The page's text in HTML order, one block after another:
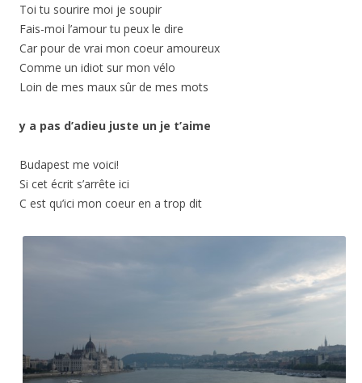
Toi tu sourire moi je soupir
Fais-moi l’amour tu peux le dire
Car pour de vrai mon coeur amoureux
Comme un idiot sur mon vélo
Loin de mes maux sûr de mes mots
y a pas d’adieu juste un je t’aime
Budapest me voici!
Si cet écrit s’arrête ici
C est qu’ici mon coeur en a trop dit